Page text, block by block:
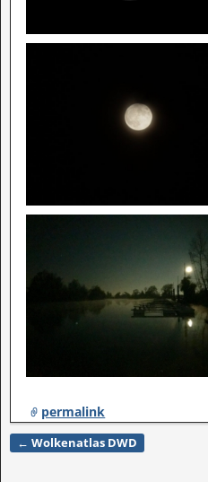
permalink
Artikelnavigation
← Wolkenatlas DWD